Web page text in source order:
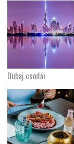
Dubaj csodái